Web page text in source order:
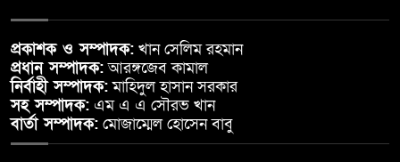
প্রকাশক ও সম্পাদক: খান সেলিম রহমান
প্রধান সম্পাদক:আরঙ্গজেব কামাল
নির্বাহী সম্পাদক:মাহিদুল হাসান সরকার
সহ সম্পাদক: এম এ এ সৌরভ খান
বার্তা সম্পাদক: মোজাম্মেল হোসেন বাবু